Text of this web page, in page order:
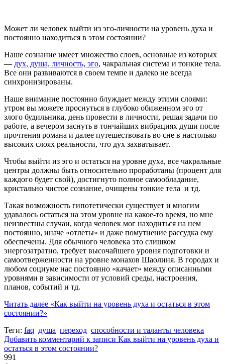
Может ли человек выйти из эго-личности на уровень духа и
постоянно находиться в этом состоянии?
Наше сознание имеет множество слоев, основные из которых
— дух, душа, личность, эго, чакральная система и тонкие тела.
Все они развиваются в своем темпе и далеко не всегда
синхронизированы.
Наше внимание постоянно блуждает между этими слоями:
утром вы можете проснуться в глубоко обиженном эго от
злого будильника, день провести в личности, решая задачи по
работе, а вечером заснуть в тончайших вибрациях души после
прочтения романа и далее путешествовать во сне в настолько
высоких слоях реальности, что дух захватывает.
Чтобы выйти из эго и остаться на уровне духа, все чакральные
центры должны быть относительно проработаны (процент для
каждого будет свой), достигнуто полное самообладание,
кристально чистое сознание, очищены тонкие тела и тд.
Такая возможность гипотетически существует и многим
удавалось остаться на этом уровне на какое-то время, но мне
неизвестны случаи, когда человек мог находиться на нем
постоянно, иначе «отлеты» и даже помутнение рассудка ему
обеспечены. Для обычного человека это слишком
энергозатратно, требует высочайшего уровня подготовки и
самоотверженности на уровне монахов Шаолиня. В городах и
любом социуме нас постоянно «качает» между описанными
уровнями в зависимости от условий среды, настроения,
планов, событий и тд.
Читать далее «Как выйти на уровень духа и остаться в этом
состоянии?»
Теги: faq душа переход способности и таланты человека
Добавить комментарий к записи Как выйти на уровень духа и
остаться в этом состоянии?
991